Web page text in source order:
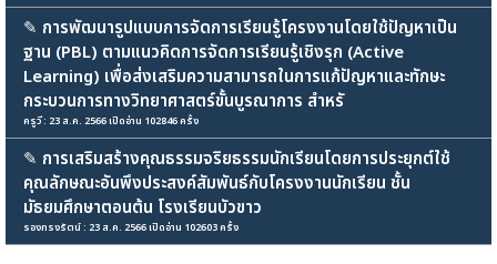
✎ การพัฒนารูปแบบการจัดการเรียนรู้โครงงานโดยใช้ปัญหาเป็น
ฐาน (PBL) ตามแนวคิดการจัดการเรียนรู้เชิงรุก (Active
Learning) เพื่อส่งเสริมความสามารถในการแก้ปัญหาและทักษะ
กระบวนการทางวิทยาศาสตร์ขั้นบูรณาการ สำหรั
ครูวี : 23 ส.ค. 2566 เปิดอ่าน 102846 ครั้ง
✎ การเสริมสร้างคุณธรรมจริยธรรมนักเรียนโดยการประยุกต์ใช้
คุณลักษณะอันพึงประสงค์สัมพันธ์กับโครงงานนักเรียน ชั้น
มัธยมศึกษาตอนต้น โรงเรียนบัวขาว
รองทรงรัตน์ : 23 ส.ค. 2566 เปิดอ่าน 102603 ครั้ง